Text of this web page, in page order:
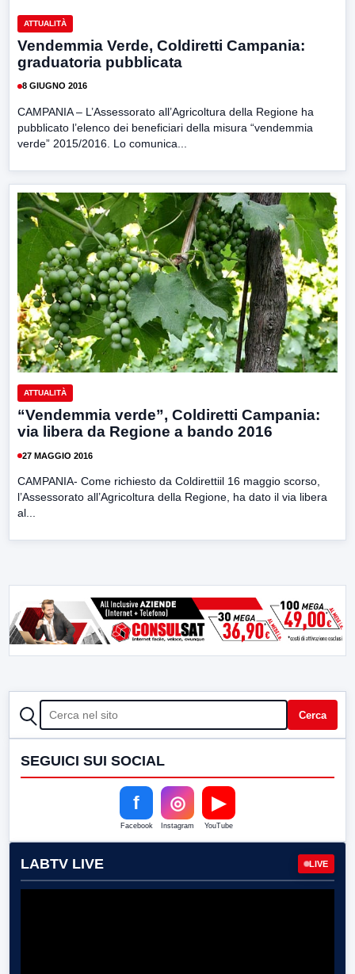
ATTUALITÀ
Vendemmia Verde, Coldiretti Campania:
graduatoria pubblicata
8 GIUGNO 2016
CAMPANIA – L’Assessorato all’Agricoltura della Regione ha
pubblicato l’elenco dei beneficiari della misura “vendemmia
verde” 2015/2016. Lo comunica...
ATTUALITÀ
“Vendemmia verde”, Coldiretti Campania:
via libera da Regione a bando 2016
27 MAGGIO 2016
CAMPANIA- Come richiesto da Coldirettiil 16 maggio scorso,
l’Assessorato all’Agricoltura della Regione, ha dato il via libera
al...
CERCA Cerca
SEGUICI SUI SOCIAL
f
Facebook
◎
Instagram
▶
YouTube
LABTV LIVE LIVE